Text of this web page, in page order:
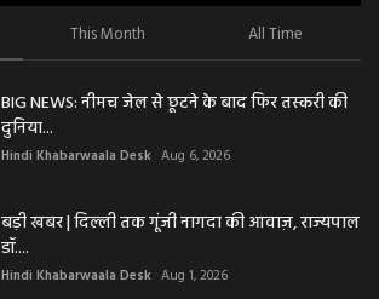
This Month All Time
BIG NEWS: नीमच जेल से छूटने के बाद फिर तस्करी की
दुनिया...
Hindi Khabarwaala Desk Aug 6, 2026
बड़ी खबर | दिल्ली तक गूंजी नागदा की आवाज़, राज्यपाल
डॉ....
Hindi Khabarwaala Desk Aug 1, 2026